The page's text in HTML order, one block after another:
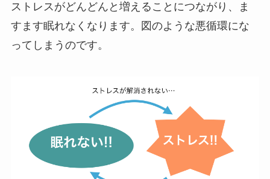
ストレスがどんどんと増えることにつながり、ま
すます眠れなくなります。図のような悪循環にな
ってしまうのです。